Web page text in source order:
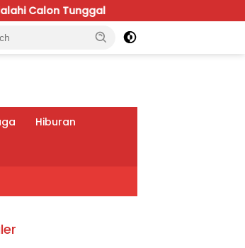
APBD Perubahan 2026 Dipoles, Giri
Hiburan